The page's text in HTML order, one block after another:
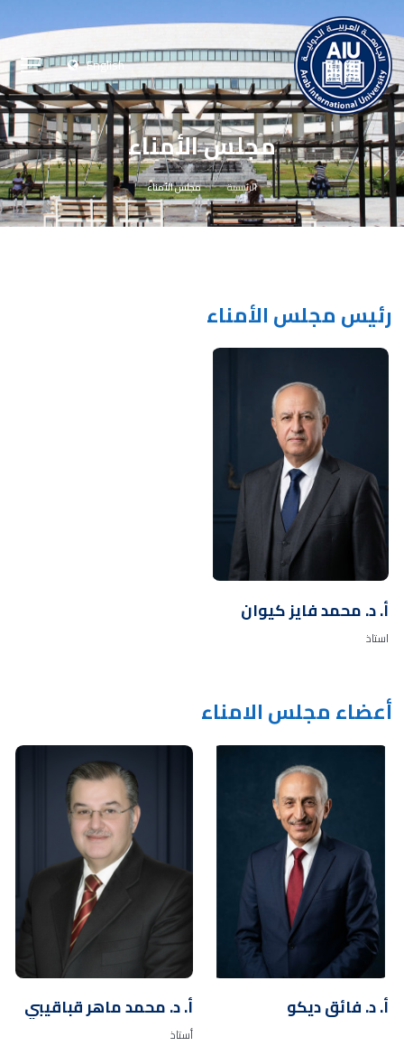
English
مجلس الأمناء
الرئيسية مجلس الأمناء
رئيس مجلس الأمناء
أ. د. محمد فايز كيوان
استاذ
أعضاء مجلس الامناء
أ. د. فائق ديكو أ. د. محمد ماهر قباقيبي
أستاذ